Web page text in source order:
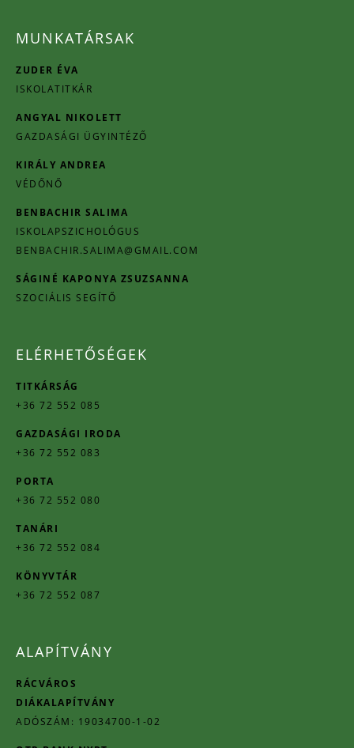
MUNKATÁRSAK
ZUDER ÉVA
ISKOLATITKÁR
ANGYAL NIKOLETT
GAZDASÁGI ÜGYINTÉZŐ
KIRÁLY ANDREA
VÉDŐNŐ
BENBACHIR SALIMA
ISKOLAPSZICHOLÓGUS
BENBACHIR.SALIMA@GMAIL.COM
SÁGINÉ KAPONYA ZSUZSANNA
SZOCIÁLIS SEGÍTŐ
ELÉRHETŐSÉGEK
TITKÁRSÁG
+36 72 552 085
GAZDASÁGI IRODA
+36 72 552 083
PORTA
+36 72 552 080
TANÁRI
+36 72 552 084
KÖNYVTÁR
+36 72 552 087
ALAPÍTVÁNY
RÁCVÁROS
DIÁKALAPÍTVÁNY
ADÓSZÁM: 19034700-1-02